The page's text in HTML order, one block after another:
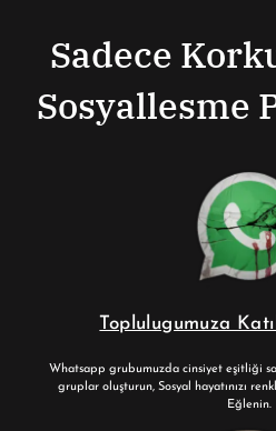
Sadece
Sosyallesme
Toplulugumuza
Whatsapp grubumuzda cinsiyet eşitliği
gruplar oluşturun, Sosyal hayatınızı
Eğlenin.